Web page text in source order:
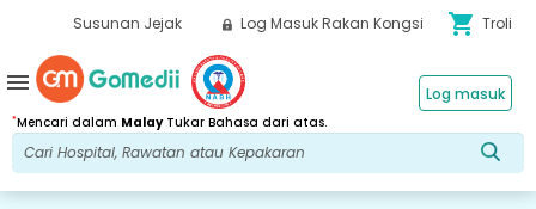
Susunan Jejak Log Masuk Rakan Kongsi shopping_cart Troli
*Mencari dalam MalayTukar Bahasa dari atas.
Log masuk
menu